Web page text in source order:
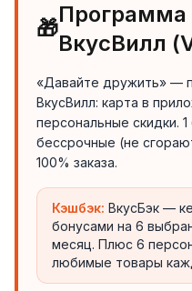
🎁
Программа
ВкусВилл
«Давайте дружить» —
ВкусВилл: карта в
персональные скидки.
бессрочные (не
100% заказа.
Кэшбэк: ВкусБэк —
бонусами на 6
месяц. Плюс 6
любимые товары